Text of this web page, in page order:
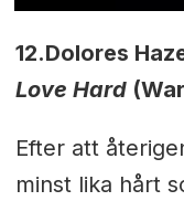
12.Dolores
Love Hard
Efter att
minst lika hårt